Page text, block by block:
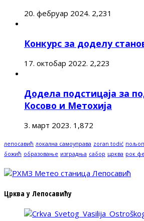
20. фебруар 2024. 2,231
Конкурс за доделу
17. октобар 2022. 2,223
Додела подстицаја за
Косово и Метохија
3. март 2023. 1,872
лепосавић локална самоуправа zoran todić
божић образовање изградња сабор црква рок
Црква у Лепосавићу